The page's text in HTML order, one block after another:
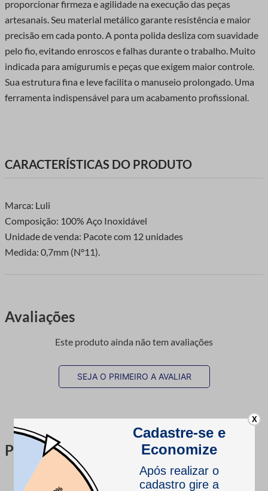
proporcionar firmeza e agilidade na execução das peças
artesanais. Seu material metálico garante resistência e maior
precisão em cada ponto. A ponta polida desliza com suavidade
pelo fio, evitando enroscos e falhas durante o trabalho. Muito
indicada para amigurumis e peças que exigem maior controle.
Sua estrutura fina e leve facilita o manuseio prolongado. Uma
ferramenta indispensável para um acabamento profissional.
CARACTERÍSTICAS DO PRODUTO
Marca: Luli
Composição: 100% Aço Inoxidável
Unidade de venda: Pacote com 12 unidades
Medida: 0,7mm (N°11).
Avaliações
Este produto ainda não tem avaliações
SEJA O PRIMEIRO A AVALIAR
Perguntas & respostas
Este produto ainda não tem perguntas
X